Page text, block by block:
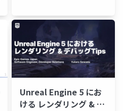
Unreal Engine 5 にお
ける レンダリング & デ